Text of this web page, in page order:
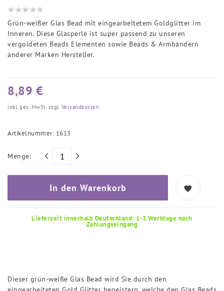
Grün-weißer Glas Bead mit eingearbeitetem Goldglitter im
Inneren. Diese Glasperle ist super passend zu unseren
vergoldeten Beads Elementen sowie Beads & Armbändern
anderer Marken Hersteller.
8,89 €
inkl. ges. MwSt. zzgl. Versandkosten
Artikelnummer: 1613
Menge:
In den Warenkorb
Lieferzeit innerhalb Deutschland: 1-3 Werktage nach
Zahlungseingang
Dieser grün-weiße Glas Bead wird Sie durch den